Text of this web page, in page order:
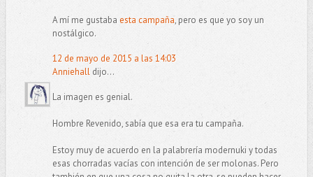
A mí me gustaba esta campaña, pero es que yo soy un
nostálgico.
12 de mayo de 2015 a las 14:03
Anniehalldijo...
La imagen es genial.
Hombre Revenido, sabía que esa era tu campaña.
Estoy muy de acuerdo en la palabrería modernuki y todas
esas chorradas vacías con intención de ser molonas. Pero